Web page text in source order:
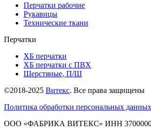
Перчатки рабочие
Рукавицы
Технические ткани
Перчатки
ХБ перчатки
ХБ перчатки с ПВХ
Шерстяные, П/Ш
©2018-2025 Витекс. Все права защищены
Политика обработки персональных данных
ОOO «ФАБРИКА ВИТЕКС» ИНН